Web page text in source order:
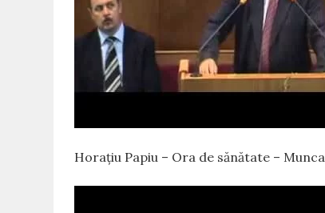
Horațiu Papiu – Ora de sănătate – Munca